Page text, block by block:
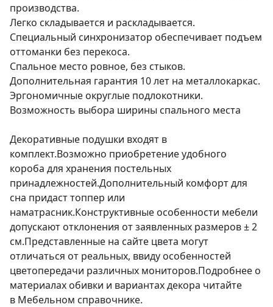
производства.
Легко складывается и раскладывается.
Специальный синхронизатор обеспечивает подъем
оттоманки без перекоса.
Спальное место ровное, без стыков.
Дополнительная гарантия 10 лет на металлокаркас.
Эргономичные округлые подлокотники.
Возможность выбора ширины спального места
Декоративные подушки входят в
комплект.Возможно приобретение удобного
короба для хранения постельных
принадлежностей.Дополнительный комфорт для
сна придаст топпер или
наматрасник.Конструктивные особенности мебели
допускают отклонения от заявленных размеров ± 2
см.Представленные на сайте цвета могут
отличаться от реальных, ввиду особенностей
цветопередачи различных мониторов.Подробнее о
материалах обивки и вариантах декора читайте
в Мебельном справочнике.